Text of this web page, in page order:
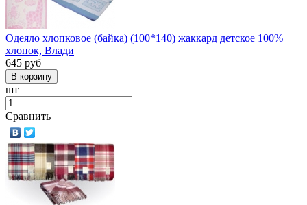
Одеяло хлопковое (байка) (100*140) жаккард детское 100%
хлопок, Влади
645 руб
шт
Сравнить